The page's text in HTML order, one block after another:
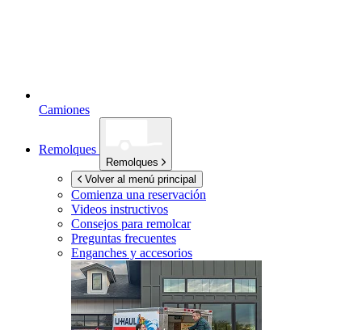
Camiones
Remolques
Remolques
Volver al menú principal
Comienza una reservación
Videos instructivos
Consejos para remolcar
Preguntas frecuentes
Enganches y accesorios